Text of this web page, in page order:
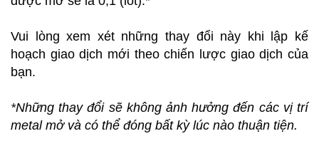
Vui lòng xem xét những thay đổi này khi lập kế
hoạch giao dịch mới theo chiến lược giao dịch của
bạn.
*Những thay đổi sẽ không ảnh hưởng đến các vị trí
metal mở và có thể đóng bất kỳ lúc nào thuận tiện.